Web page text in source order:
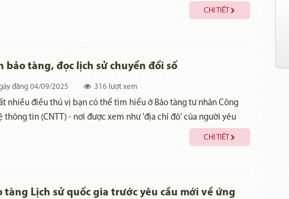
vụ, mang lại những trải nghiệm mới mẻ, thuận tiện cho du khách
ưu hóa công tác quản lý. Đây cũng là một trong những nội dung
gia giai đoạn 2022 - 2025, tầm nhìn 2030.
CHI TIẾT
bảo tàng, đọc lịch sử chuyển đổi số
đăng04/09/2025 316 lượt xem
nhiều điều thú vị bạn có thể tìm hiểu ở Bảo tàng tư nhân Công
thông tin (CNTT) - nơi được xem như 'địa chỉ đỏ' của người yêu
CHI TIẾT
tàng Lịch sử quốc gia trước yêu cầu mới về ứng